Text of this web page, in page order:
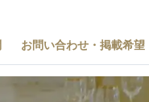
お問い合わせ・掲載希望